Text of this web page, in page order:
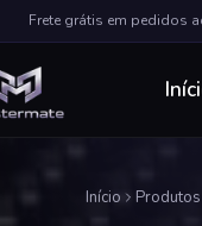
Frete grátis em pedidos
Início Produtos